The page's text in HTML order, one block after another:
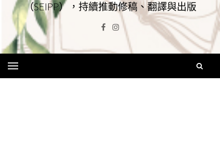
（SEIPP），持續推動修稿、翻譯與出版
Facebook
Instagram